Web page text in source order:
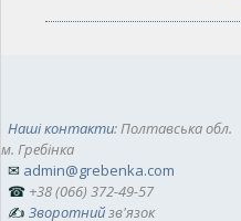
Наші контакти: Полтавська обл.
м. Гребінка
✉ admin@grebenka.com
☎ +38 (066) 372-49-57
✍ Зворотнийзв'язок